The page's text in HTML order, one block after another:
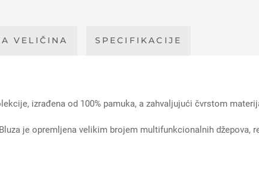
VELIČINA SPECIFIKACIJE
izrađena od 100% pamuka, a zahvaljujući čvrstom
je opremljena velikim brojem multifunkcionalnih